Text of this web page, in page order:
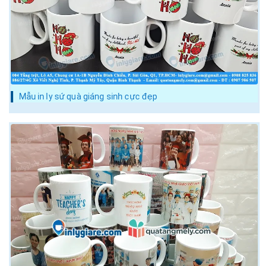
Mẫu in ly sứ quà giáng sinh cực đẹp